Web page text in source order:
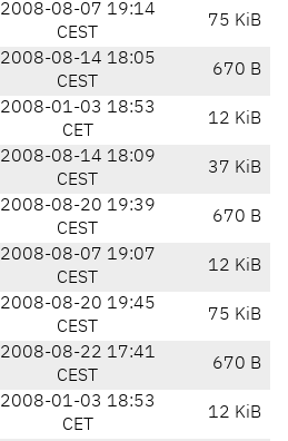
2008-08-07 19:14
CEST
75 KiB
2008-08-14 18:05
CEST
670 B
2008-01-03 18:53
CET
12 KiB
2008-08-14 18:09
CEST
37 KiB
2008-08-20 19:39
CEST
670 B
2008-08-07 19:07
CEST
12 KiB
2008-08-20 19:45
CEST
75 KiB
2008-08-22 17:41
CEST
670 B
2008-01-03 18:53
CET
12 KiB